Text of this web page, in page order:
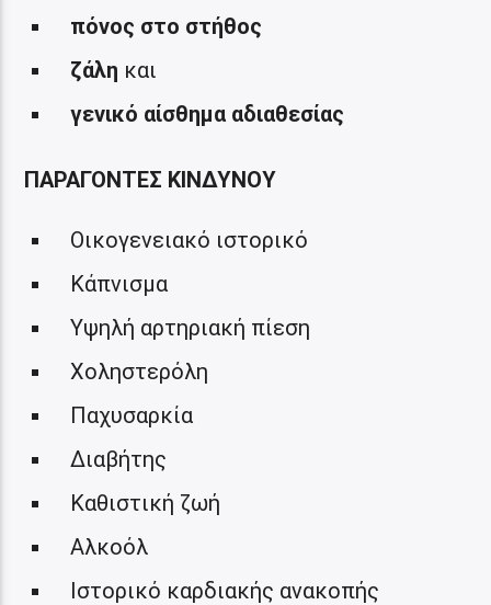
πόνος στο στήθος
ζάλη και
γενικό αίσθημα αδιαθεσίας
ΠΑΡΑΓΟΝΤΕΣ ΚΙΝΔΥΝΟΥ
Οικογενειακό ιστορικό
Κάπνισμα
Υψηλή αρτηριακή πίεση
Χοληστερόλη
Παχυσαρκία
Διαβήτης
Καθιστική ζωή
Αλκοόλ
Ιστορικό καρδιακής ανακοπής